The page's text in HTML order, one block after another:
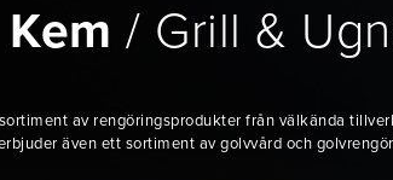
Kem Grill &
av rengöringsprodukter från välkända
även ett sortiment av golvvård och